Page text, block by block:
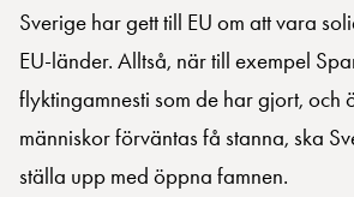
Sverige har gett till EU om att vara
EU-länder. Alltså, när till exempel
flyktingamnesti som de har gjort, och
människor förväntas få stanna, ska
ställa upp med öppna famnen.